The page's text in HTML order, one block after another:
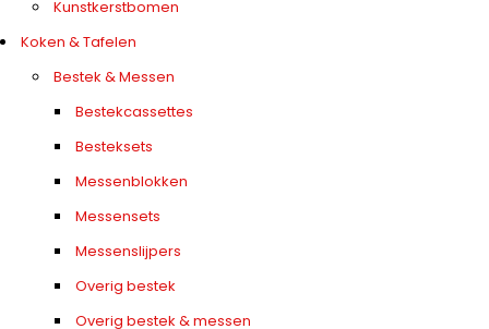
Kunstkerstbomen
Koken & Tafelen
Bestek & Messen
Bestekcassettes
Besteksets
Messenblokken
Messensets
Messenslijpers
Overig bestek
Overig bestek & messen